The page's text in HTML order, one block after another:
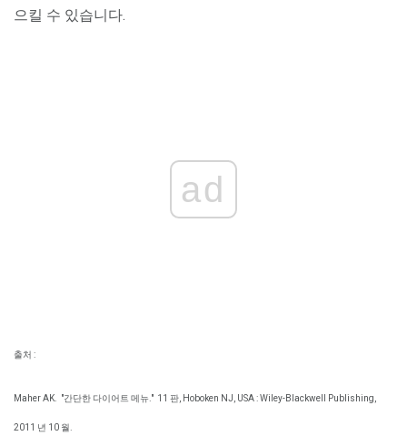
으킬 수 있습니다.
ad
출처 :
Maher AK. "간단한 다이어트 메뉴." 11 판, Hoboken NJ, USA : Wiley-Blackwell Publishing,
2011 년 10 월.